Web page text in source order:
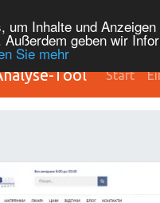
um Inhalte und
geben wir
Sie mehr
Tool Start